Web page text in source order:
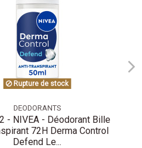
Rupture de stock
DEODORANTS
- NIVEA - Déodorant Bille
72H Derma Control
Defend Le...